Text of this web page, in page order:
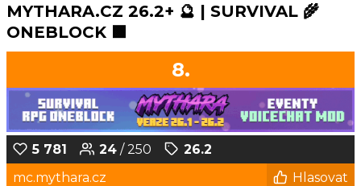
MYTHARA.CZ 26.2+ 🔮 | SURVIVAL 🌾
ONEBLOCK 🟩
8.
5 781 24 / 250
26.2
mc.mythara.cz
Hlasovat